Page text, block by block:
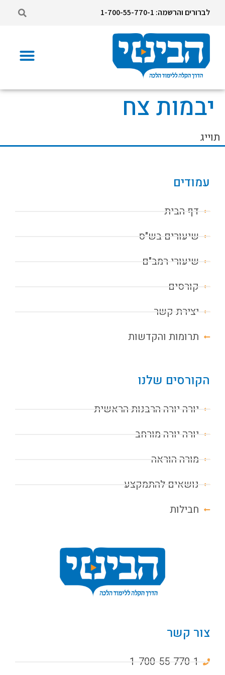
לברורים והרשמה: 1-700-55-770-1
יבמות צח
תוייג
עמודים
דף הבית
שיעורים בש"ס
שיעורי רמב"ם
קורסים
יצירת קשר
תרומות והקדשות
הקורסים שלנו
יורה יורה הרבנות הראשית
יורה יורה מורחב
מורה הוראה
נושאים להתמקצע
חבילות
צור קשר
1-700-55-770-1